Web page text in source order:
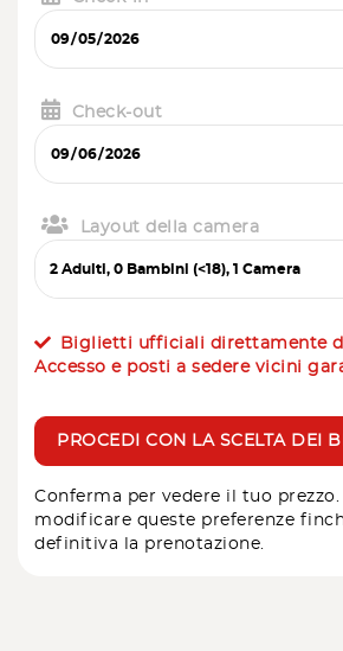
Check-out
Layout della camera
Biglietti ufficiali direttamente
Accesso e posti a sedere vicini
PROCEDI CON LA SCELTA DEI
Conferma per vedere il tuo
modificare queste preferenze
definitiva la prenotazione.